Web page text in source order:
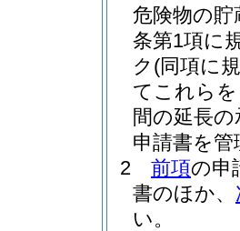
危険物の
条第1項に
ク (同項に
てこれら
間の延長
申請書を
2
前項の申
書のほか、
い。